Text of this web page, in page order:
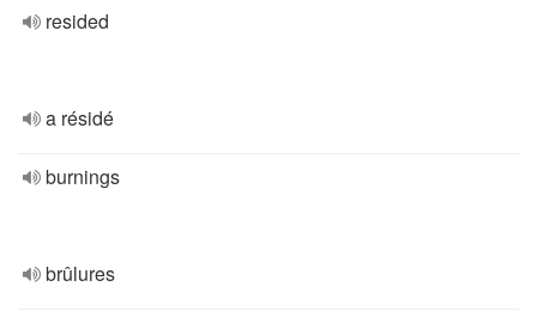
resided
a résidé
burnings
brûlures